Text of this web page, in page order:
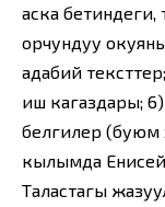
аска
орчундуу
адабий
иш кагаздары;
белгилер (буюм
кылымда
Таластагы